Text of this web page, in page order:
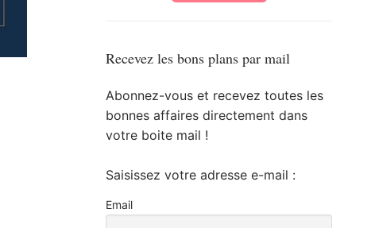
Recevez les bons plans par mail
Abonnez-vous et recevez toutes les
bonnes affaires directement dans
votre boite mail !
Saisissez votre adresse e-mail :
Email